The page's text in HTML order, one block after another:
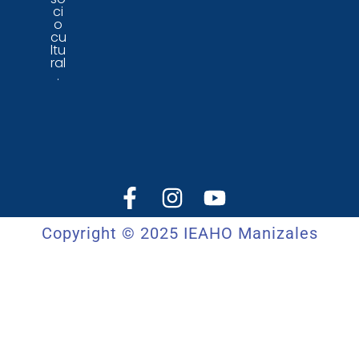
ci
o
cu
ltu
ral
.
Copyright © 2025 IEAHO Manizales